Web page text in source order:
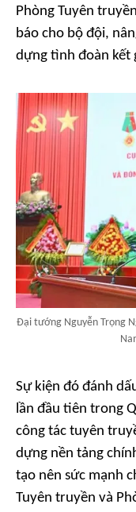
Phòng Tuyên
báo cho bộ đội,
dựng tình đoàn kết
Đại tướng Nguyễn Trọng
Sự kiện đó đánh
lần đầu tiên trong
công tác tuyên
dựng nền tảng
tạo nên sức mạnh
Tuyên truyền và